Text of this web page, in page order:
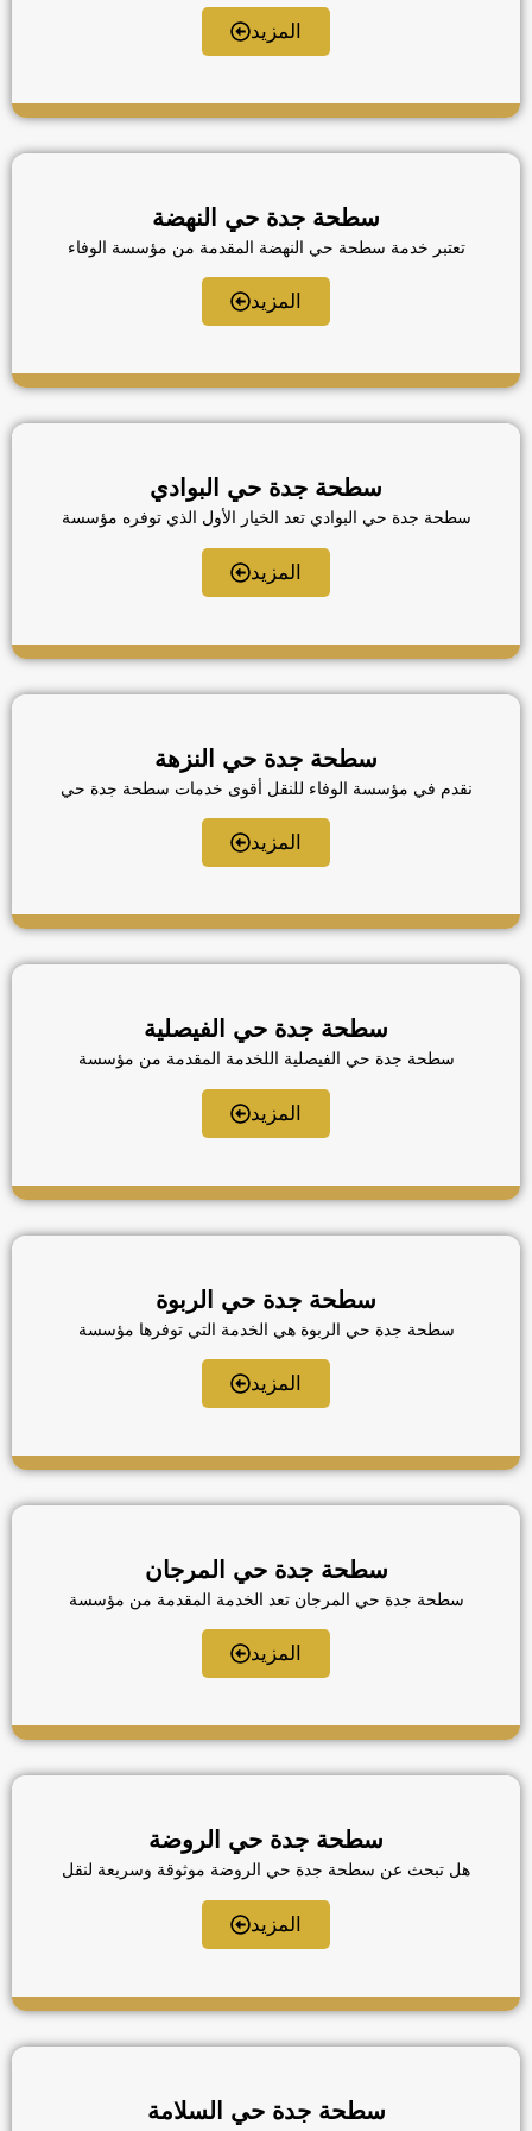
في واحد من أكثر أحياء جدة حيوية وكثافة، نحن ندرك تماما
التحديات المرورية في حي الصفا، لذا وفرنا فريق متخصص
لطلباتكم على مدار الساعة، نعتمد في عملنا على أحدث
المزيد
سطحة جدة حي النهضة
تعتبر خدمة سطحة حي النهضة المقدمة من مؤسسة الوفاء
للنقل الحل الأكثر أمانا وموثوقية لسكان وزوار هذا الحي
الراقي بجدة، نحن ندرك تماما قيمة الوقت وأهمية الحفاظ
على سلامة المركبات، لذا وفرنا أسطول حديث من
الفارهة والرياضية بكل احترافية. يتميز فريقنا بالانتشار الواسع
المزيد
سطحة جدة حي البوادي
سطحة جدة حي البوادي تعد الخيار الأول الذي توفره مؤسسة
الوفاء للنقل لخدمة أصحاب المركبات في أحد أكثر أحياء جدة
نشاط وحيوية. نحن ندرك أن تعطل سيارتك بشكل مفاجئ
وسط ازدحام حي البوادي يسبب الكثير من القلق، لذا صممنا
استراتيجية تضمن الوصول إليك فور طلب المساعدة. […]
المزيد
سطحة جدة حي النزهة
نقدم في مؤسسة الوفاء للنقل أقوى خدمات سطحة جدة حي
النزهة لتلبية نداءات الاستغاثة وطلب المساعدة على الطريق
في أي وقت، نمتلك الخبرة التي تجعلنا نتصدر خدمات سحب
السيارات في هذا الحي الحيوي، حيث نوفر سطحات هيدروليك
عملنا على طاقم عمل محترف يدرك خبايا طرق جدة، مما
المزيد
سطحة جدة حي الفيصلية
سطحة جدة حي الفيصلية اللخدمة المقدمة من مؤسسة
الوفاء للنقل الخيار الأكثر موثوقية لكل من يواجه عطل
مفاجئ أو يحتاج إلى نقل سيارته في قلب جدة، نحن ندرك أن
حي الفيصلية يتميز بكثافة مرورية عالية تتطلب سرعة
استراتيجية لضمان وصول المساعدة إليك فوراً. نلتزم بتقديم
المزيد
سطحة جدة حي الربوة
سطحة جدة حي الربوة هي الخدمة التي توفرها مؤسسة
الوفاء للنقل لتلبية احتياجات سكان وزوار منطقة وسط جدة
بفعالية واحترافية عالية، نحن ندرك أن وقوع عطل مفاجئ في
منطقة حيوية ومزدحمة مثل حي الربوة يتطلب استجابة
لضمان وصول المساعدة في وقت قياسي، تلتزم مؤسستنا
المزيد
سطحة جدة حي المرجان
سطحة جدة حي المرجان تعد الخدمة المقدمة من مؤسسة
وفاء صويلح عبدالعزيز السلمي للنقل الخيار الأول لسكان
وزوار منطقة شمال جدة الذين يبحثون عن الكفاءة والسرعة،
نحن نوفر خدمات سحب ونقل المركبات في حي المرجان
والونش لتغطية كافة احتياجات العملاء سواء داخل الحي أو
المزيد
سطحة جدة حي الروضة
هل تبحث عن سطحة جدة حي الروضة موثوقة وسريعة لنقل
سيارتك بأمان؟ نقدم لك خدمة سحب ونقل السيارات على
مدار 24 ساعة باستخدام أحدث السطحات الهيدروليكية
المجهزة للتعامل مع جميع أنواع السيارات. فريقنا من
مع الأعطال والحوادث، مع الالتزام الكامل بسلامة مركبتك،
المزيد
سطحة جدة حي السلامة